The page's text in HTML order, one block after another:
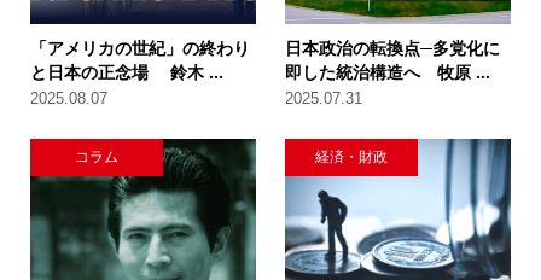
「アメリカの世紀」の終わり
と日本の正念場 鈴木 ...
2025.08.07
日本政治の転換点─多党化に
即した統治構造へ 牧原 ...
2025.07.31
コラム 経済・財政